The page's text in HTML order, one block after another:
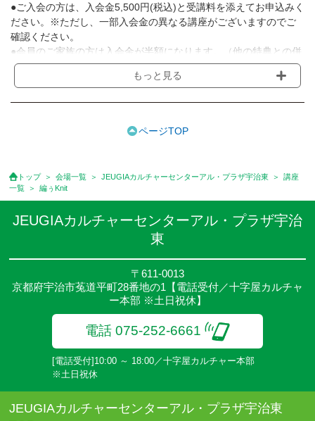
●ご入会の方は、入会金5,500円(税込)と受講料を添えてお申込みく
ださい。※ただし、一部入会金の異なる講座がございますのでご
確認ください。
●会員のご家族の方は入会金が半額になります。（他の特典との併
用はできません）
●入会金は理由の如何を問わず、原則としてお返しできません。
●受講料のお支払いは、ご指定の金融機関口座よりお引き落としさ
●自動引き落としは、銀行・信用金庫・信用組合等の各種金融機関
のご指定の口座より毎月5日に当月分を引き落としさせていただき
ます。（5日が休日の場合は翌営業日）入会手続きの際、書類をお
送りいたします。
●受講料には、材料費・教材費・テキスト代・コピー代などは含ま
れておりませんので別途お支払いください。
●一旦入金された受講料は原則的に返金できません。
●会員は何講座でも受講できます。但し、各講座所定の受講料等は
●ほとんどの講座は途中からでも受講できますが、講座によっては
カリキュラムの都合上、途中からの受講ができない講座もござい
●各講座とも定員が満員になり次第締め切ります。(以後予約待ち)
●各講座とも所定の人数に満たない場合、又は講師の都合などによ
り、開講をお待ちいただくか、やむを得ず中止することがありま
す。
もっと見る
ページTOP
トップ 会場一覧 JEUGIAカルチャーセンターアル・プラザ宇治東
講座
一覧
編ぅKnit
JEUGIAカルチャーセンターアル・プラザ宇治
東
〒611-0013
京都府宇治市菟道平町28番地の1【電話受付／十字屋カルチャ
ー本部 ※土日祝休】
電話 075-252-6661
[電話受付]10:00 ～ 18:00／十字屋カルチャー本部
※土日祝休
JEUGIAカルチャーセンターアル・プラザ宇治東